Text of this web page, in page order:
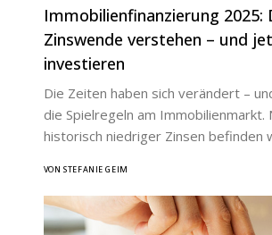
Immobilienfinanzierung 2025:
Zinswende verstehen – und
investieren
Die Zeiten haben sich verändert –
die Spielregeln am Immobilienmarkt.
historisch niedriger Zinsen befinden
VON STEFANIE GEIM